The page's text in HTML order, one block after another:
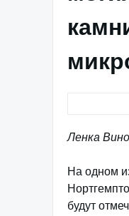
Ленка
На одном
будут